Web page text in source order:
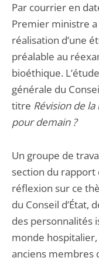
Par courrier en
Premier ministre a
réalisation d’une
préalable au
bioéthique.
générale du
titre Révision de
pour demain ?
Un groupe de
section du
réflexion sur ce
du Conseil d’État,
des personnalités
monde
anciens membres